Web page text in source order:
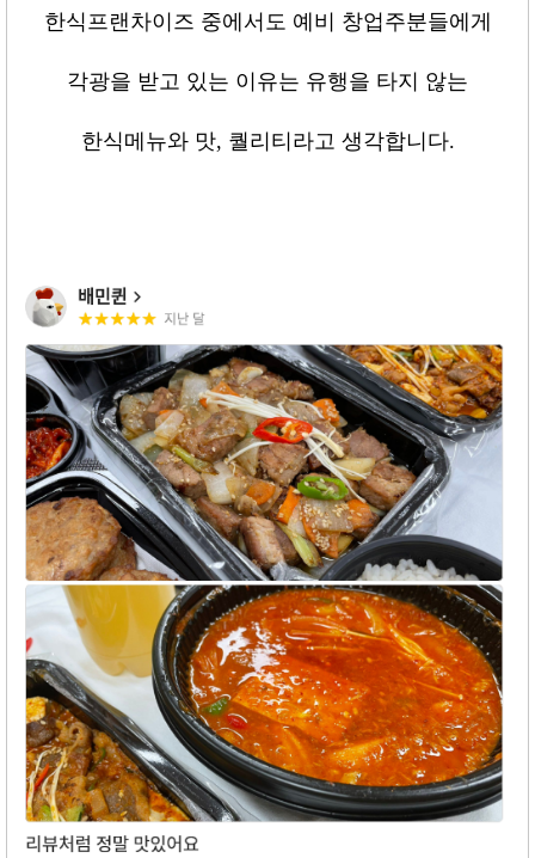
한식프랜차이즈 중에서도 예비 창업주분들에게
각광을 받고 있는 이유는 유행을 타지 않는
한식메뉴와 맛, 퀄리티라고 생각합니다.